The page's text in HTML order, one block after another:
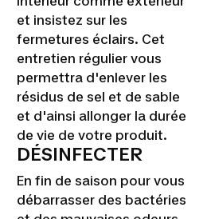
et insistez sur les
fermetures éclairs. Cet
entretien régulier vous
permettra d'enlever les
résidus de sel et de sable
et d'ainsi allonger la durée
de vie de votre produit.
DÉSINFECTER
En fin de saison pour vous
débarrasser des bactéries